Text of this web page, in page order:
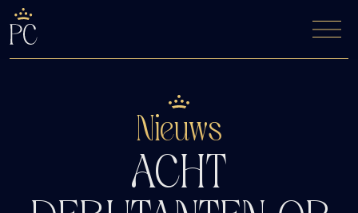
Kaartverkoop
Nieuws
ACHT